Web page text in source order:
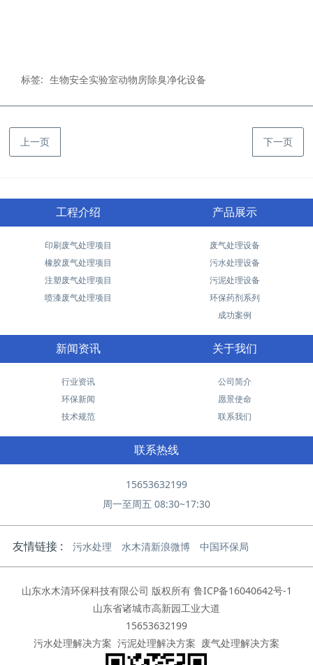
标签: 生物安全实验室动物房除臭净化设备
上一页 下一页
工程介绍
印刷废气处理项目
橡胶废气处理项目
注塑废气处理项目
喷漆废气处理项目
产品展示
废气处理设备
污水处理设备
污泥处理设备
环保药剂系列
成功案例
新闻资讯
行业资讯
环保新闻
技术规范
关于我们
公司简介
愿景使命
联系我们
联系热线
15653632199
周一至周五 08:30~17:30
友情链接 : 污水处理 水木清新浪微博 中国环保局
山东水木清环保科技有限公司 版权所有 鲁ICP备16040642号-1
山东省诸城市高新园工业大道
15653632199
污水处理解决方案 污泥处理解决方案 废气处理解决方案